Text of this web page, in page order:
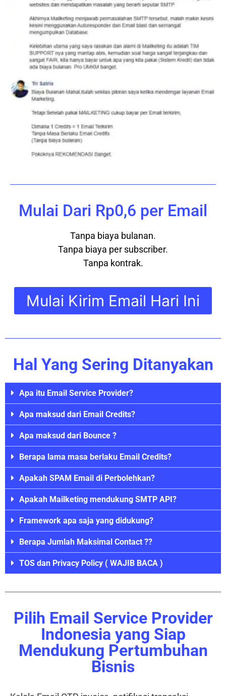
Mulai Dari Rp0,6 per Email
Tanpa biaya bulanan.
Tanpa biaya per subscriber.
Tanpa kontrak.
Mulai Kirim Email Hari Ini
Hal Yang Sering Ditanyakan
Apa itu Email Service Provider?
Apa maksud dari Email Credits?
Apa maksud dari Bounce ?
Berapa lama masa berlaku Email Credits?
Apakah SPAM Email di Perbolehkan?
Apakah Mailketing mendukung SMTP API?
Framework apa saja yang didukung?
Berapa Jumlah Maksimal Contact ??
TOS dan Privacy Policy ( WAJIB BACA )
Pilih Email Service Provider
Indonesia yang Siap
Mendukung Pertumbuhan
Bisnis